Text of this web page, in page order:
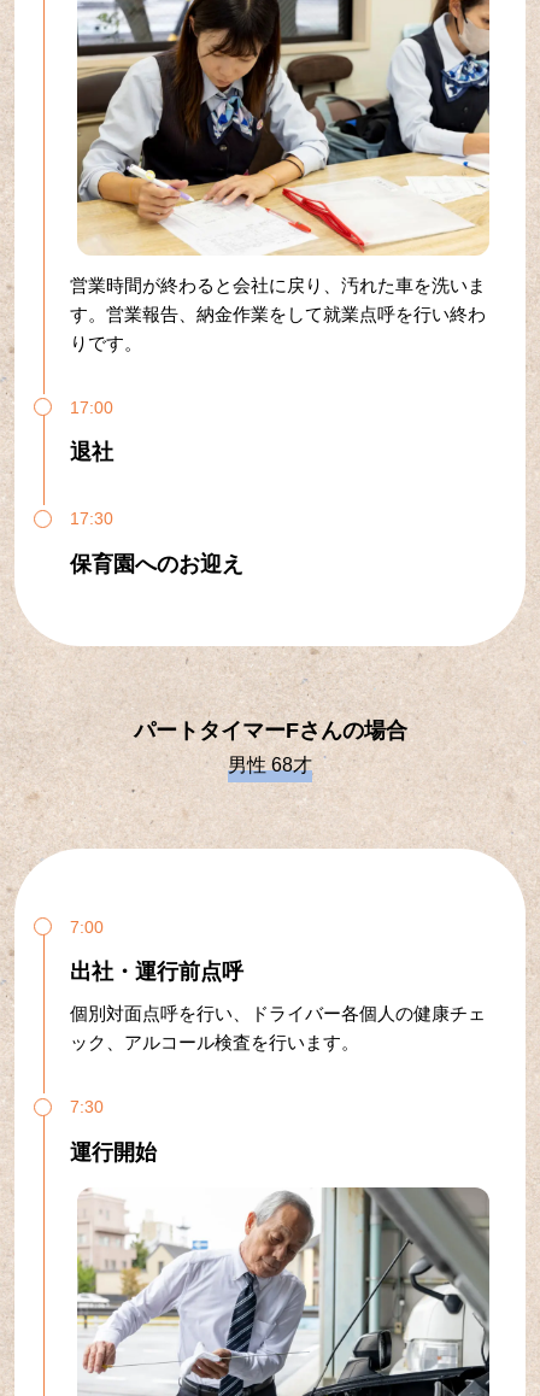
営業時間が終わると会社に戻り、汚れた車を洗いま
す。営業報告、納金作業をして就業点呼を行い終わ
りです。
17:00
退社
17:30
保育園へのお迎え
パートタイマーFさんの場合
男性 68才
7:00
出社・運行前点呼
個別対面点呼を行い、ドライバー各個人の健康チェ
ック、アルコール検査を行います。
7:30
運行開始